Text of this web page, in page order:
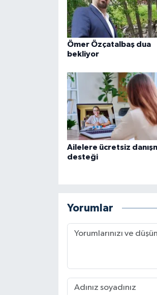
Ömer Özçatalbaş dua
bekliyor
Ailelere ücretsiz
desteği
Yorumlar